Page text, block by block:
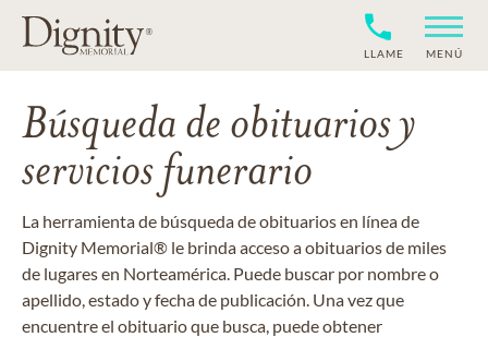
LLAME MENÚ
Búsqueda de obituarios y
servicios funerario
La herramienta de búsqueda de obituarios en línea de
Dignity Memorial® le brinda acceso a obituarios de miles
de lugares en Norteamérica. Puede buscar por nombre o
apellido, estado y fecha de publicación. Una vez que
encuentre el obituario que busca, puede obtener